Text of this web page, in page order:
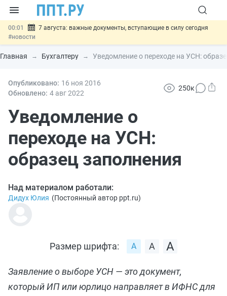
00:01
7 августа: важные документы, вступающие в силу сегодня
#новости
06.08 Минпромторг предложил запретить смешанные лоты
электроники в госзакупках #новости
06.08 Возврат денег за риелторские услуги при недействительных
сделках: инициатива#новости
банковской гарантией
Главная Бухгалтеру Уведомление о переходе на УСН:
Опубликовано: 16 ноя 2016
Обновлено: 4 авг2022
250к
Уведомление о
переходе на УСН:
образец заполнения
Над материалом работали:
Дидух Юлия (Постоянный автор ppt.ru)
Размер шрифта:
Заявление о выборе УСН — это документ,
который ИП или юрлицо направляет в ИФНС для